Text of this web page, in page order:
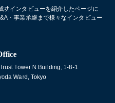
功インタビューを紹介したページに
・事業承継まで様々なインタビュー
Tower N Building, 1-8-1
Ward, Tokyo